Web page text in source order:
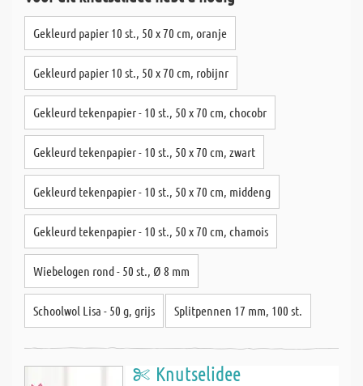
Gekleurd papier 10 st., 50 x 70 cm, oranje
Gekleurd papier 10 st., 50 x 70 cm, robijnr
Gekleurd tekenpapier - 10 st., 50 x 70 cm, chocobr
Gekleurd tekenpapier - 10 st., 50 x 70 cm, zwart
Gekleurd tekenpapier - 10 st., 50 x 70 cm, middeng
Gekleurd tekenpapier - 10 st., 50 x 70 cm, chamois
Wiebelogen rond - 50 st., Ø 8 mm
Schoolwol Lisa - 50 g, grijs Splitpennen 17 mm, 100 st.
Knutselidee